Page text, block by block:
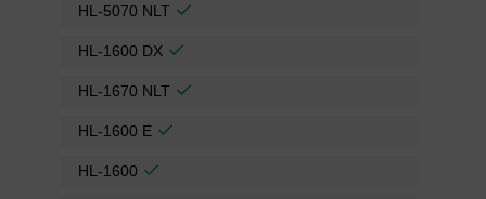
HL-5070 NLT
HL-1600 DX
HL-1670 NLT
HL-1600 E
HL-1600